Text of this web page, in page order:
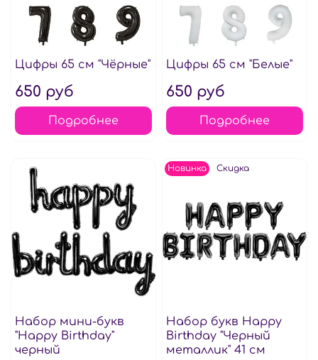
Цифры 65 см "Чёрные"
650 руб
Подробнее
Цифры 65 см "Белые"
650 руб
Подробнее
Набор мини-букв
"Happy Birthday"
черный
Новинка Скидка
Набор букв Нappy
Вirthday "Черный
металлик" 41 см